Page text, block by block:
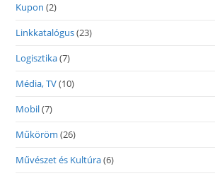
Kupon (2)
Linkkatalógus(23)
Logisztika(7)
Média, TV(10)
Mobil(7)
Műköröm (26)
Művészet és Kultúra(6)